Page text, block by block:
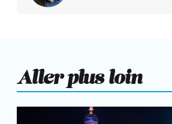
Aller plus loin